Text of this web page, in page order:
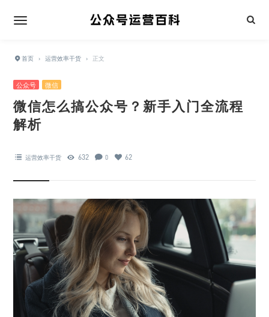
首页 › 运营效率干货 › 正文
公众号 微信
微信怎么搞公众号？新手入门全流程
解析
运营效率干货 632 0 62